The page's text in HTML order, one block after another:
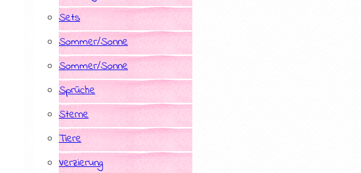
Sets
Sommer/Sonne
Sommer/Sonne
Sprüche
Sterne
Tiere
Verzierung